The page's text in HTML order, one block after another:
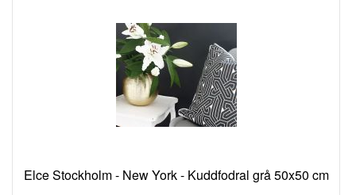
Elce Stockholm - New York - Kuddfodral grå 50x50 cm